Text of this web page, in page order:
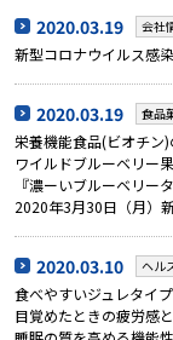
2020.03.19 会社
新型コロナウイルス感
2020.03.19 食品
栄養機能食品(ビオチン
ワイルドブルーベリー
『濃ーいブルーベリー
2020年3月30日（月）
2020.03.10 ヘル
食べやすいジュレタイ
目覚めたときの疲労感